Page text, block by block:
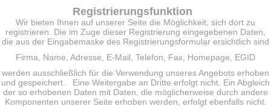
Registrierungsfunktion
Wir bieten Ihnen auf unserer Seite die Möglichkeit, sich dort zu
registrieren. Die im Zuge dieser Registrierung eingegebenen Daten,
die aus der Eingabemaske des Registrierungsformular ersichtlich sind
Firma, Name, Adresse, E-Mail, Telefon, Fax, Homepage, EGID
werden ausschließlich für die Verwendung unseres Angebots erhoben
und gespeichert. Eine Weitergabe an Dritte erfolgt nicht. Ein Abgleich
der so erhobenen Daten mit Daten, die möglicherweise durch andere
Komponenten unserer Seite erhoben werden, erfolgt ebenfalls nicht.